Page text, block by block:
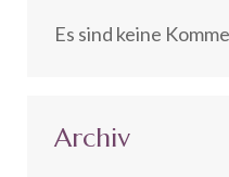
Es sind keine
Archiv